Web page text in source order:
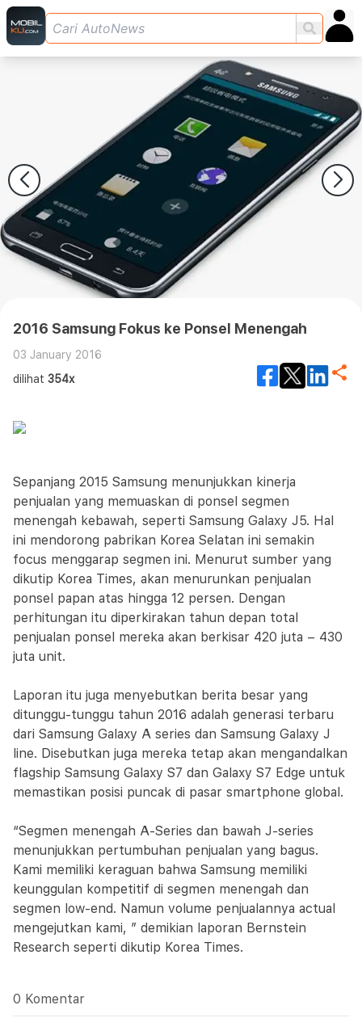
2016 Samsung Fokus ke Ponsel Menengah
03 January 2016
dilihat 354x
Sepanjang 2015 Samsung menunjukkan kinerja
penjualan yang memuaskan di ponsel segmen
menengah kebawah, seperti Samsung Galaxy J5. Hal
ini mendorong pabrikan Korea Selatan ini semakin
focus menggarap segmen ini. Menurut sumber yang
dikutip Korea Times, akan menurunkan penjualan
ponsel papan atas hingga 12 persen. Dengan
perhitungan itu diperkirakan tahun depan total
penjualan ponsel mereka akan berkisar 420 juta – 430
juta unit.
Laporan itu juga menyebutkan berita besar yang
ditunggu-tunggu tahun 2016 adalah generasi terbaru
dari Samsung Galaxy A series dan Samsung Galaxy J
line. Disebutkan juga mereka tetap akan mengandalkan
flagship Samsung Galaxy S7 dan Galaxy S7 Edge untuk
memastikan posisi puncak di pasar smartphone global.
“Segmen menengah A-Series dan bawah J-series
menunjukkan pertumbuhan penjualan yang bagus.
Kami memiliki keraguan bahwa Samsung memiliki
keunggulan kompetitif di segmen menengah dan
segmen low-end. Namun volume penjualannya actual
mengejutkan kami, ” demikian laporan Bernstein
Research seperti dikutip Korea Times.
0 Komentar